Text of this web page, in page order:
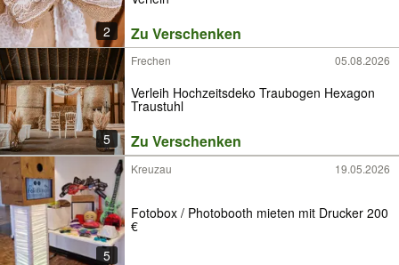
2 Zu Verschenken
5
Frechen 05.08.2026
Verleih Hochzeitsdeko Traubogen Hexagon
Traustuhl
Zu Verschenken
5
Kreuzau 19.05.2026
Fotobox / Photobooth mieten mit Drucker 200
€